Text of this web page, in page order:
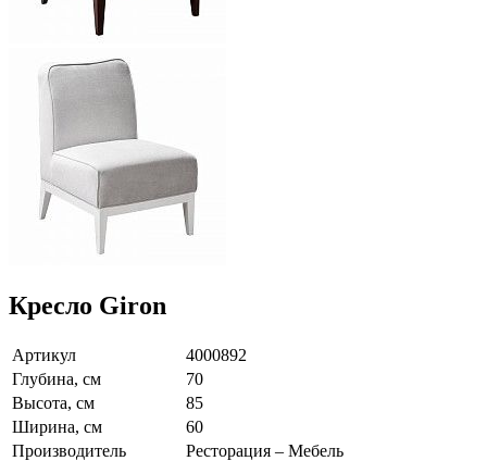
Кресло Giron
Артикул
4000892
Глубина, см
70
Высота, см
85
Ширина, см
60
Производитель
Ресторация – Мебель